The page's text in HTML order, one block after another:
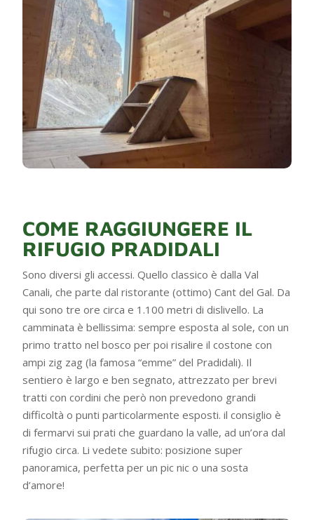
COME RAGGIUNGERE IL
RIFUGIO PRADIDALI
Sono diversi gli accessi. Quello classico è dalla Val
Canali, che parte dal ristorante (ottimo) Cant del Gal. Da
qui sono tre ore circa e 1.100 metri di dislivello. La
camminata è bellissima: sempre esposta al sole, con un
primo tratto nel bosco per poi risalire il costone con
ampi zig zag (la famosa “emme” del Pradidali). Il
sentiero è largo e ben segnato, attrezzato per brevi
tratti con cordini che però non prevedono grandi
difficoltà o punti particolarmente esposti. il consiglio è
di fermarvi sui prati che guardano la valle, ad un’ora dal
rifugio circa. Li vedete subito: posizione super
panoramica, perfetta per un pic nic o una sosta
d’amore!